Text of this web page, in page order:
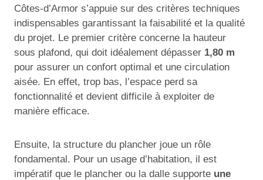
Côtes-d’Armor s’appuie sur des critères techniques
indispensables garantissant la faisabilité et la qualité
du projet. Le premier critère concerne la hauteur
sous plafond, qui doit idéalement dépasser 1,80 m
pour assurer un confort optimal et une circulation
aisée. En effet, trop bas, l’espace perd sa
fonctionnalité et devient difficile à exploiter de
manière efficace.
Ensuite, la structure du plancher joue un rôle
fondamental. Pour un usage d’habitation, il est
impératif que le plancher ou la dalle supporte une